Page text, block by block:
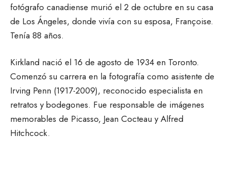
fotógrafo canadiense murió el 2 de octubre en su casa
de Los Ángeles, donde vivía con su esposa, Françoise.
Tenía 88 años.
Kirkland nació el 16 de agosto de 1934 en Toronto.
Comenzó su carrera en la fotografía como asistente de
Irving Penn (1917-2009), reconocido especialista en
retratos y bodegones. Fue responsable de imágenes
memorables de Picasso, Jean Cocteau y Alfred
Hitchcock.